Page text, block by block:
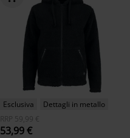
Esclusiva
Dettagli in metallo
RRP
59,99 €
53,99 €